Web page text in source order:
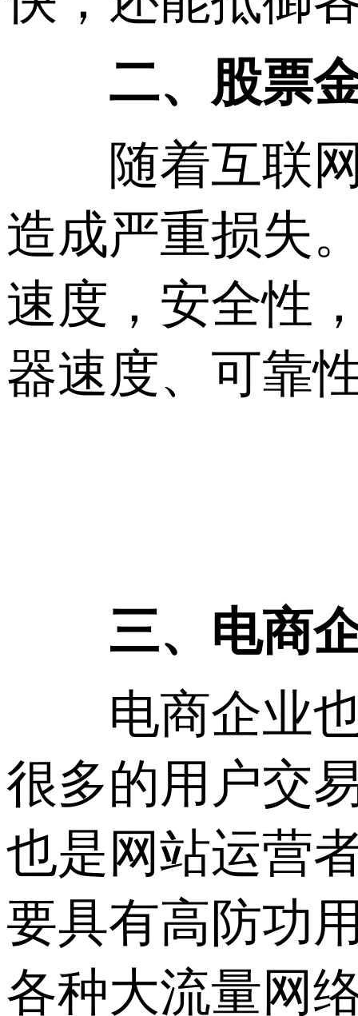
二、股票金
随着互联网
造成严重损失
速度，安全性
器速度、可靠
三、电商企
电商企业也
很多的用户交
也是网站运营
要具有高防功
各种大流量网